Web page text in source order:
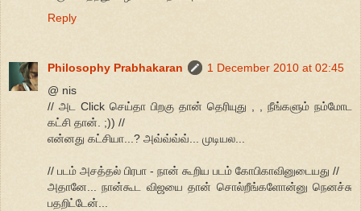
Reply
Philosophy Prabhakaran
1 December 2010 at 02:45
@ nis
// அட Click செய்தா பிறகு தான் தெரியுது , , நீங்களும் நம்மோட
கட்சி தான். ;)) //
என்னது கட்சியா...? அவ்வ்வ்வ்... முடியல...
// படம் அசத்தல் பிரபா - நான் கூறிய படம் கோபிகாவினுடையது //
அதானே... நான்கூட விஜயை தான் சொல்றீங்களோன்னு நெனச்சு
பதறிட்டேன்...